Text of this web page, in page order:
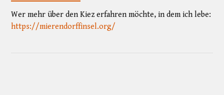
Wer mehr über den Kiez erfahren möchte, in dem ich lebe:
https://mierendorffinsel.org/